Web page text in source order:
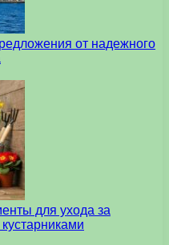
от надежного
для ухода за